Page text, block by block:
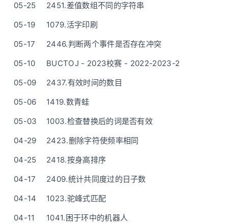
05-25
2451.差值数组不同的字符串
05-19
1079.活字印刷
05-17
2446.判断两个事件是否存在冲突
05-10
BUCTOJ - 2023校赛 - 2022-2023-2
05-09
2437.有效时间的数目
05-06
1419.数青蛙
05-03
1003.检查替换后的词是否有效
04-29
2423.删除字符使频率相同
04-25
2418.按身高排序
04-17
2409.统计共同度过的日子数
04-14
1023.驼峰式匹配
04-11
1041.困于环中的机器人